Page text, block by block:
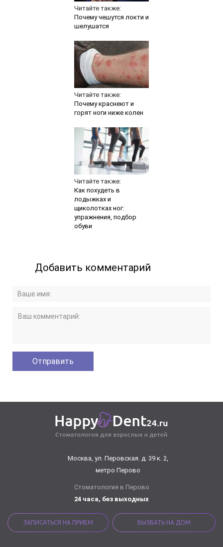
Читайте также:
Почему чешутся локти и
шелушатся
Читайте также:
Почему краснеют и
горят ноги ниже колен
Читайте также:
Как похудеть в
лодыжках и
щиколотках ног:
упражнения, подбор
обуви
Добавить комментарий
Москва, ул. Перовская. д. 39 к. 2,
метро Перово
Стоматология в Перово
24 часа, без выходных
ЗАПИСАТЬСЯ НА ПРИЕМ ВЫЗВАТЬ НА ДОМ